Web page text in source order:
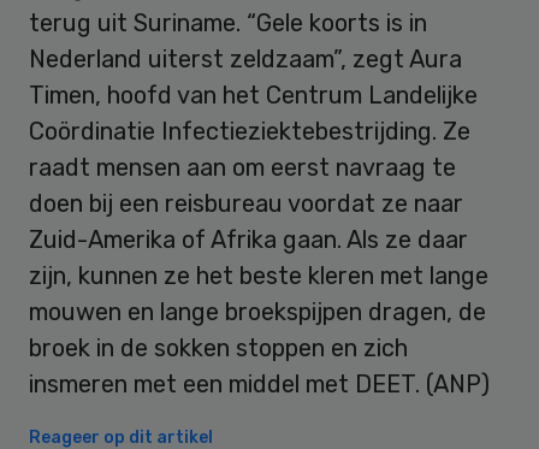
terug uit Suriname. “Gele koorts is in
Nederland uiterst zeldzaam”, zegt Aura
Timen, hoofd van het Centrum Landelijke
Coördinatie Infectieziektebestrijding. Ze
raadt mensen aan om eerst navraag te
doen bij een reisbureau voordat ze naar
Zuid-Amerika of Afrika gaan. Als ze daar
zijn, kunnen ze het beste kleren met lange
mouwen en lange broekspijpen dragen, de
broek in de sokken stoppen en zich
insmeren met een middel met DEET. (ANP)
Reageer op dit artikel